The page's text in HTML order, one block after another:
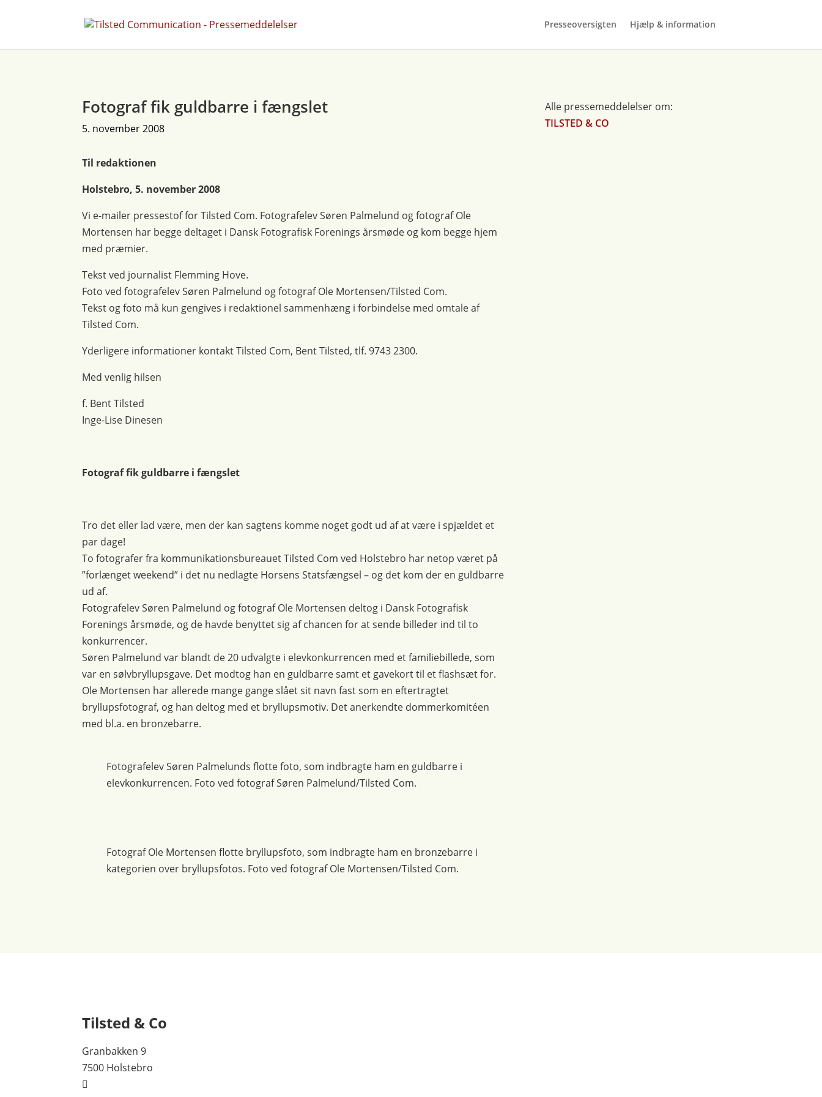
Presseoversigten Hjælp & information
Fotograf fik guldbarre i fængslet
5. november 2008
Til redaktionen
Holstebro, 5. november 2008
Vi e-mailer pressestof for Tilsted Com. Fotografelev Søren Palmelund og fotograf Ole
Mortensen har begge deltaget i Dansk Fotografisk Forenings årsmøde og kom begge hjem
med præmier.
Tekst ved journalist Flemming Hove.
Foto ved fotografelev Søren Palmelund og fotograf Ole Mortensen/Tilsted Com.
Tekst og foto må kun gengives i redaktionel sammenhæng i forbindelse med omtale af
Tilsted Com.
Yderligere informationer kontakt Tilsted Com, Bent Tilsted, tlf. 9743 2300.
Med venlig hilsen
f. Bent Tilsted
Inge-Lise Dinesen
Fotograf fik guldbarre i fængslet
Tro det eller lad være, men der kan sagtens komme noget godt ud af at være i spjældet et
par dage!
To fotografer fra kommunikationsbureauet Tilsted Com ved Holstebro har netop været på
”forlænget weekend” i det nu nedlagte Horsens Statsfængsel – og det kom der en guldbarre
ud af.
Fotografelev Søren Palmelund og fotograf Ole Mortensen deltog i Dansk Fotografisk
Forenings årsmøde, og de havde benyttet sig af chancen for at sende billeder ind til to
konkurrencer.
Søren Palmelund var blandt de 20 udvalgte i elevkonkurrencen med et familiebillede, som
var en sølvbryllupsgave. Det modtog han en guldbarre samt et gavekort til et flashsæt for.
Ole Mortensen har allerede mange gange slået sit navn fast som en eftertragtet
bryllupsfotograf, og han deltog med et bryllupsmotiv. Det anerkendte dommerkomitéen
med bl.a. en bronzebarre.
Fotografelev Søren Palmelunds flotte foto, som indbragte ham en guldbarre i
elevkonkurrencen. Foto ved fotograf Søren Palmelund/Tilsted Com.
Fotograf Ole Mortensen flotte bryllupsfoto, som indbragte ham en bronzebarre i
kategorien over bryllupsfotos. Foto ved fotograf Ole Mortensen/Tilsted Com.
Alle pressemeddelelser om:
TILSTED & CO
Tilsted & Co
Granbakken 9
7500 Holstebro
